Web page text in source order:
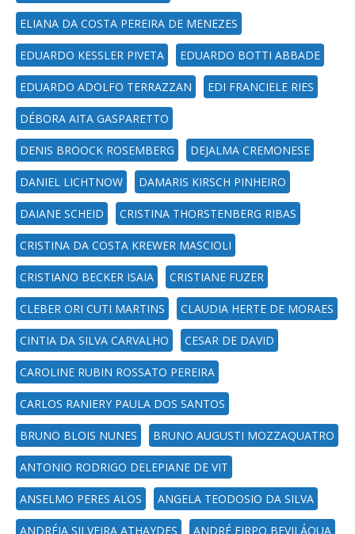
ELIANA DA COSTA PEREIRA DE MENEZES
EDUARDO KESSLER PIVETA EDUARDO BOTTI ABBADE
EDUARDO ADOLFO TERRAZZAN EDI FRANCIELE RIES
DÉBORA AITA GASPARETTO
DENIS BROOCK ROSEMBERG DEJALMA CREMONESE
DANIEL LICHTNOW DAMARIS KIRSCH PINHEIRO
DAIANE SCHEID CRISTINA THORSTENBERG RIBAS
CRISTINA DA COSTA KREWER MASCIOLI
CRISTIANO BECKER ISAIA CRISTIANE FUZER
CLEBER ORI CUTI MARTINS CLAUDIA HERTE DE MORAES
CINTIA DA SILVA CARVALHO CESAR DE DAVID
CAROLINE RUBIN ROSSATO PEREIRA
CARLOS RANIERY PAULA DOS SANTOS
BRUNO BLOIS NUNES BRUNO AUGUSTI MOZZAQUATRO
ANTONIO RODRIGO DELEPIANE DE VIT
ANSELMO PERES ALOS ANGELA TEODOSIO DA SILVA
ANDRÉIA SILVEIRA ATHAYDES ANDRÉ FIRPO BEVILÁQUA